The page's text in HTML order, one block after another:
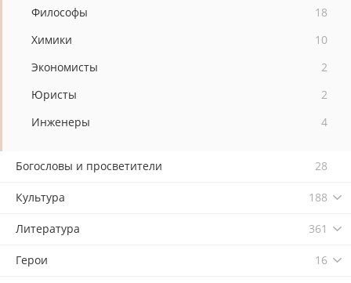
Философы
18
Химики
10
Экономисты
2
Юристы
2
Инженеры
4
Богословы и просветители 28
Культура 188
Литература 361
Герои 16